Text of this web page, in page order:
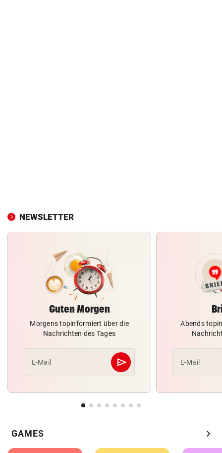
NEWSLETTER
Guten Morgen
Morgens topinformiert über die
Nachrichten des Tages
E-Mail send
Abschicken
Abends
E-Mail
GAMES chevron_right